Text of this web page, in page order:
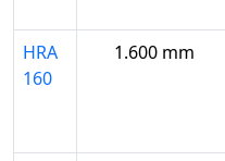
HRA
160
1.600 mm